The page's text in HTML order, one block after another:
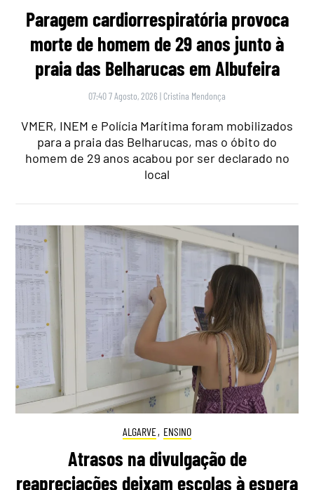
Paragem cardiorrespiratória provoca
morte de homem de 29 anos junto à
praia das Belharucas em Albufeira
07:40 7 Agosto, 2026 | Cristina Mendonça
VMER, INEM e Polícia Marítima foram mobilizados
para a praia das Belharucas, mas o óbito do
homem de 29 anos acabou por ser declarado no
local
ALGARVE, ENSINO
Atrasos na divulgação de
reapreciações deixam escolas à espera